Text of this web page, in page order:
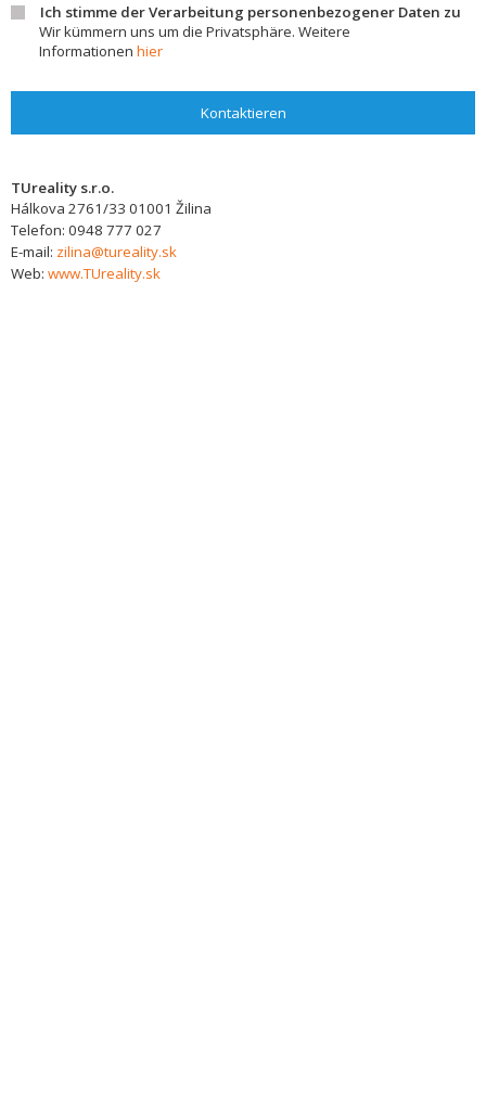
Ich stimme der Verarbeitung personenbezogener Daten zu
Wir kümmern uns um die Privatsphäre. Weitere
Informationen hier
Kontaktieren
TUreality s.r.o.
Hálkova 2761/33 01001 Žilina
Telefon: 0948 777 027
E-mail: zilina@tureality.sk
Web: www.TUreality.sk